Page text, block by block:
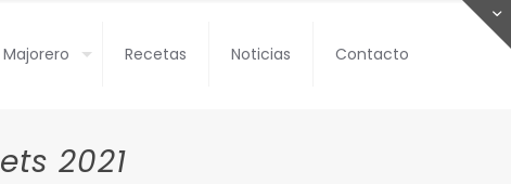
Recetas Noticias Contacto
2021